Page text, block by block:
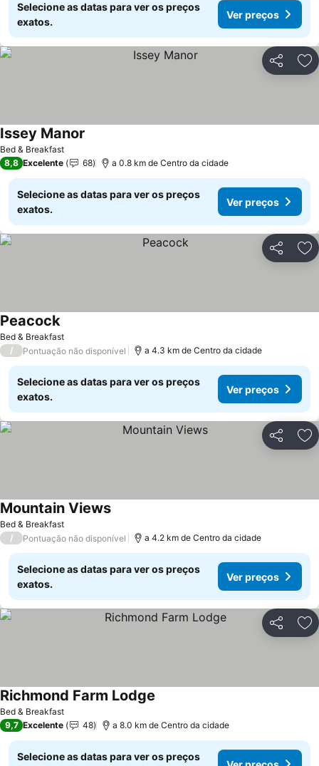
Selecione as datas para ver os preços
exatos.
Ver preços
Partilhar
Bed & Breakfast
Issey Manor
8,8 Excelente 68 a 0.8 km de Centro da cidade
Selecione as datas para ver os preços
exatos.
Ver preços
Partilhar
Bed & Breakfast
Peacock
/ Pontuação não disponível a 4.3 km de Centro da cidade
Selecione as datas para ver os preços
exatos.
Ver preços
Partilhar
Bed & Breakfast
Mountain Views
/ Pontuação não disponível a 4.2 km de Centro da cidade
Selecione as datas para ver os preços
exatos.
Ver preços
Partilhar
Bed & Breakfast
Richmond Farm Lodge
9,7 Excelente 48 a 8.0 km de Centro da cidade
Selecione as datas para ver os preços